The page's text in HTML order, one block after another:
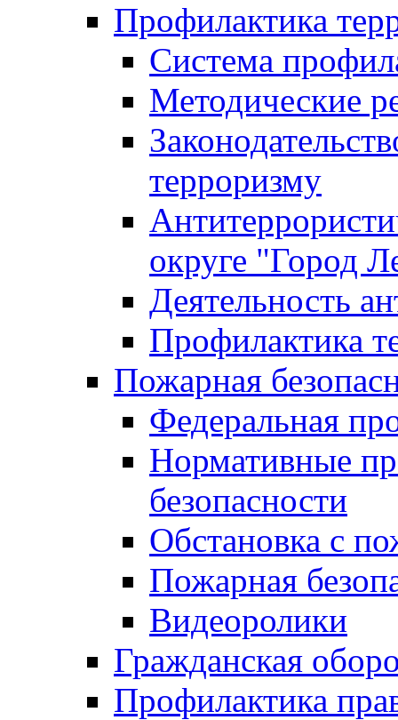
Профилактика
Система
Методические
терроризму
округе "Город
Деятельность
Профилактика
Пожарная
Федеральная
Нормативные
безопасности
Обстановка с
Пожарная
Видеоролики
Гражданская
Профилактика